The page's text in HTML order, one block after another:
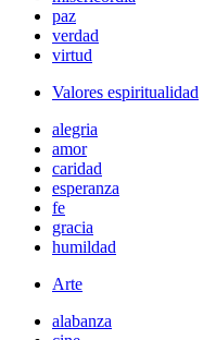
paz
verdad
virtud
Valores espiritualidad
alegria
amor
caridad
esperanza
fe
gracia
humildad
Arte
alabanza